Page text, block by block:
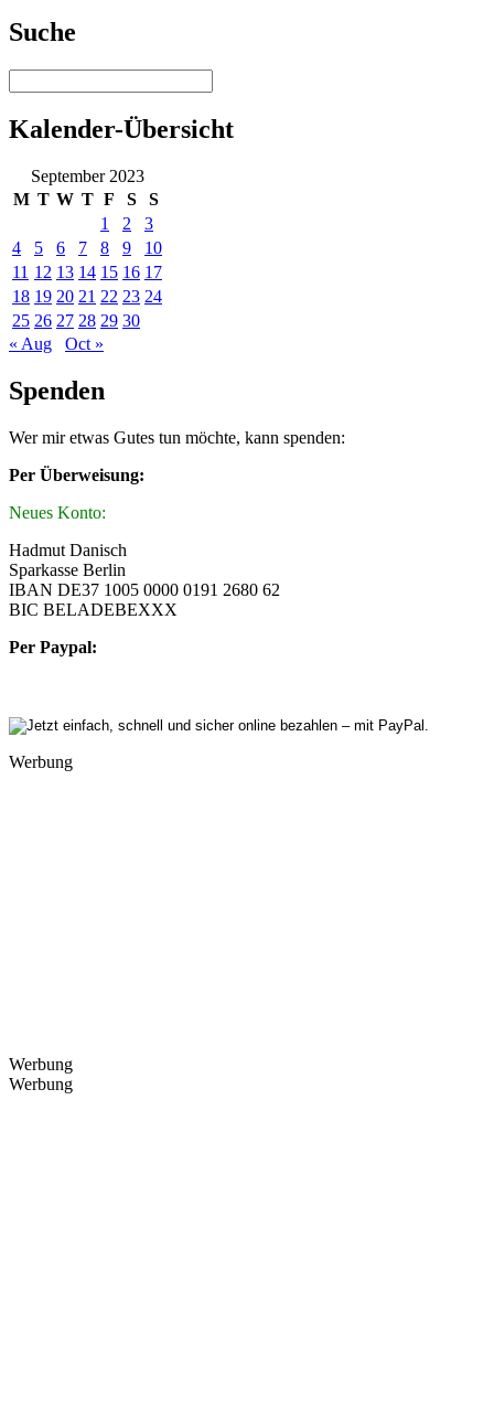
Suche
Kalender-Übersicht
September 2023
M T W T F S
S
1
2
3
4
5 6 7 8 9
10
11 12 13 14 15 16 17
18 19 20 21 22 23 24
25 26 27 28 29 30
« Aug
Oct »
Spenden
Wer mir etwas Gutes tun möchte, kann spenden:
Per Überweisung:
Neues Konto:
Hadmut Danisch
Sparkasse Berlin
IBAN DE37 1005 0000 0191 2680 62
BIC BELADEBEXXX
Per Paypal:
Werbung
Werbung
Werbung